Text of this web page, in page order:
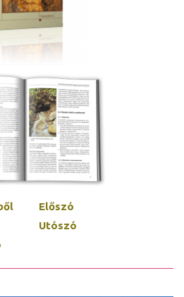
Előszó
Utószó